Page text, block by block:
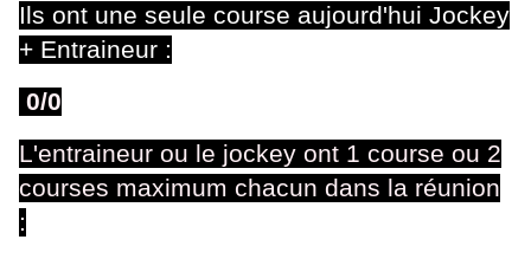
Ils ont une seule course aujourd'hui Jockey
+ Entraineur :
0/0
L'entraineur ou le jockey ont 1 course ou 2
courses maximum chacun dans la réunion
: